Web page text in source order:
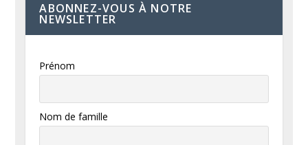
ABONNEZ-VOUS À NOTRE
NEWSLETTER
Prénom
Nom de famille